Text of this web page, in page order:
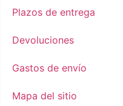
Plazos de entrega
Devoluciones
Gastos de envío
Mapa del sitio